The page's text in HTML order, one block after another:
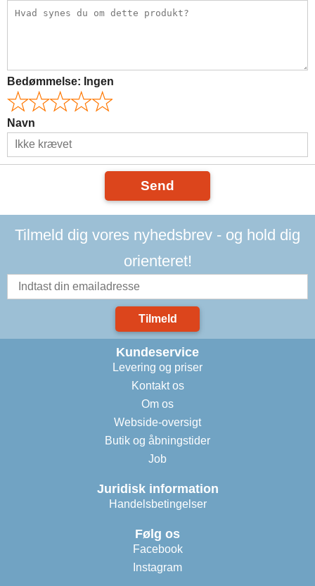
Bedømmelse: Ingen
Navn
Send
Tilmeld dig vores nyhedsbrev - og hold dig
orienteret!
Tilmeld
Kundeservice
Levering og priser
Kontakt os
Om os
Webside-oversigt
Butik og åbningstider
Job
Juridisk information
Handelsbetingelser
Følg os
Facebook
Instagram